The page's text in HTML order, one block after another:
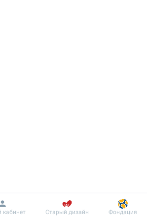
Информация Пациенту
кабинет Старый дизайн Фондация